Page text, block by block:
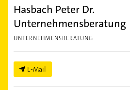
Hasbach Peter Dr.
Unternehmensberatung
UNTERNEHMENSBERATUNG
E-Mail